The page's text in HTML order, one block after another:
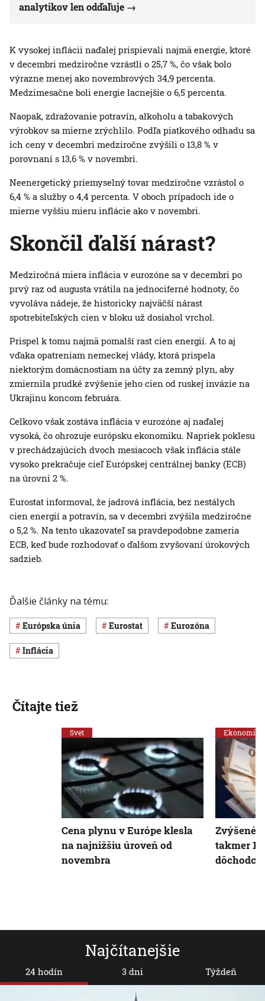
analytikov len odďaľuje
K vysokej inflácii naďalej prispievali najmä energie, ktoré
v decembri medziročne vzrástli o 25,7 %, čo však bolo
výrazne menej ako novembrových 34,9 percenta.
Medzimesačne boli energie lacnejšie o 6,5 percenta.
Naopak, zdražovanie potravín, alkoholu a tabakových
výrobkov sa mierne zrýchlilo. Podľa piatkového odhadu sa
ich ceny v decembri medziročne zvýšili o 13,8 % v
porovnaní s 13,6 % v novembri.
Neenergetický priemyselný tovar medziročne vzrástol o
6,4 % a služby o 4,4 percenta. V oboch prípadoch ide o
mierne vyššiu mieru inflácie ako v novembri.
Skončil ďalší nárast?
Medziročná miera inflácia v eurozóne sa v decembri po
prvý raz od augusta vrátila na jednociferné hodnoty, čo
vyvoláva nádeje, že historicky najväčší nárast
spotrebiteľských cien v bloku už dosiahol vrchol.
Prispel k tomu najmä pomalší rast cien energií. A to aj
vďaka opatreniam nemeckej vlády, ktorá prispela
niektorým domácnostiam na účty za zemný plyn, aby
zmiernila prudké zvýšenie jeho cien od ruskej invázie na
Ukrajinu koncom februára.
Celkovo však zostáva inflácia v eurozóne aj naďalej
vysoká, čo ohrozuje európsku ekonomiku. Napriek poklesu
v prechádzajúcich dvoch mesiacoch však inflácia stále
vysoko prekračuje cieľ Európskej centrálnej banky (ECB)
na úrovni 2 %.
Eurostat informoval, že jadrová inflácia, bez nestálych
cien energií a potravín, sa v decembri zvýšila medziročne
o 5,2 %. Na tento ukazovateľ sa pravdepodobne zameria
ECB, keď bude rozhodovať o ďalšom zvyšovaní úrokových
sadzieb.
Ďalšie články na tému:
Európska únia Eurostat eurozóna
inflácia
Najčítanejšie
24 hodín 3 dni Týždeň
Čítajte tiež
Svet
Cena plynu v Európe klesla
na najnižšiu úroveň od
novembra
Ekonomika
Zvýšené
takmer